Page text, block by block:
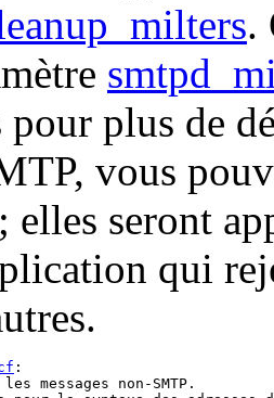
.
pour plus de
vous
elles seront
qui
:
messages non-SMTP.